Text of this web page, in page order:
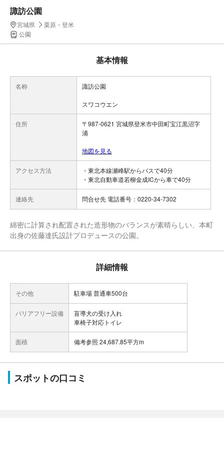
諏訪公園
宮城県
栗原・登米
公園
基本情報
名称 諏訪公園
スワコウエン
住所
〒987-0621 宮城県登米市中田町宝江黒沼字
浦
地図を見る
アクセス方法
・東北本線瀬峰駅からバスで40分
・東北自動車道若柳金成ICから車で40分
連絡先 問合せ先 電話番号：0220-34-7302
綿密に計算され配置された造形物のバランスが素晴らしい、本町
出身の佐藤達氏設計プロデュースの公園。
詳細情報
その他 駐車場 普通車500台
バリアフリー設備
盲導犬の受け入れ
車椅子対応トイレ
面積 備考参照 24,687.85平方m
スポットの口コミ